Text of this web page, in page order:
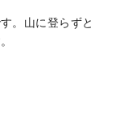
。山に登らずと